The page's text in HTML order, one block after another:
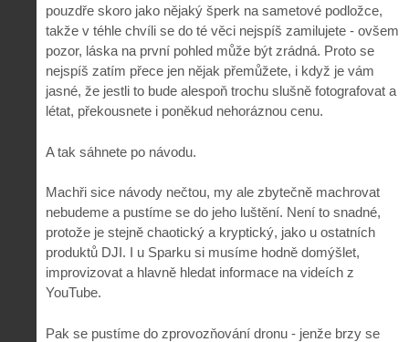
pouzdře skoro jako nějaký šperk na sametové podložce,
takže v téhle chvíli se do té věci nejspíš zamilujete - ovšem
pozor, láska na první pohled může být zrádná. Proto se
nejspíš zatím přece jen nějak přemůžete, i když je vám
jasné, že jestli to bude alespoň trochu slušně fotografovat a
létat, překousnete i poněkud nehoráznou cenu.
A tak sáhnete po návodu.
Machři sice návody nečtou, my ale zbytečně machrovat
nebudeme a pustíme se do jeho luštění. Není to snadné,
protože je stejně chaotický a kryptický, jako u ostatních
produktů DJI. I u Sparku si musíme hodně domýšlet,
improvizovat a hlavně hledat informace na videích z
YouTube.
Pak se pustíme do zprovozňování dronu - jenže brzy se